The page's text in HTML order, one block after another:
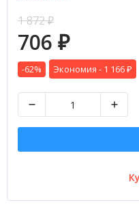
1 872₽
706 ₽
-62% Экономия - 1 166 ₽